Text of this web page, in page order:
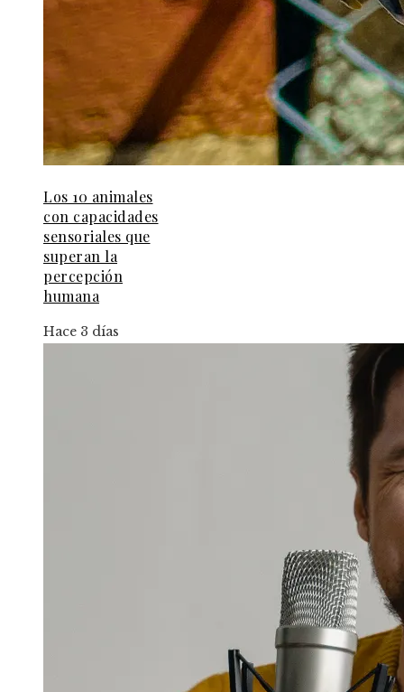
Los 10 animales
con capacidades
sensoriales que
superan la
percepción
humana
Hace 3 días